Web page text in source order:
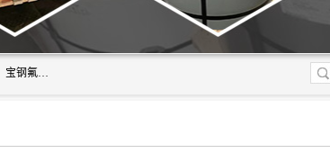
上海轩本实业有限公司主营产品：宝钢彩钢板、宝钢彩钢卷、宝钢彩涂板、宝钢彩涂卷、宝钢高耐候彩钢板，宝钢氟碳彩钢板。是一家集钢铁贸易，物流、加工为一体的产业全配套公司。